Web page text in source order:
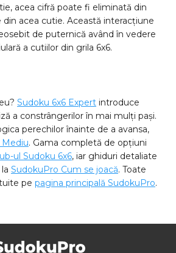
acea cifră poate fi eliminată din
acea cutie. Această interacțiune
de puternică având în vedere
a cutiilor din grila 6x6.
Sudoku 6x6 Expert introduce
a constrângerilor în mai mulți pași.
perechilor înainte de a avansa,
Mediu. Gama completă de opțiuni
ul Sudoku 6x6, iar ghiduri detaliate
SudokuPro Cum se joacă. Toate
pe pagina principală SudokuPro.